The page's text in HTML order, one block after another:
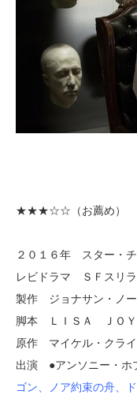
★★★☆☆（お薦め）
２０１６年 スター・
レビドラマ ＳＦスリ
製作 ジョナサン・ノー
脚本 ＬＩＳＡ ＪＯＹ
原作 マイケル・クライ
出演 ●アンソニー・ホ
ゴン、 ノア約束の舟、